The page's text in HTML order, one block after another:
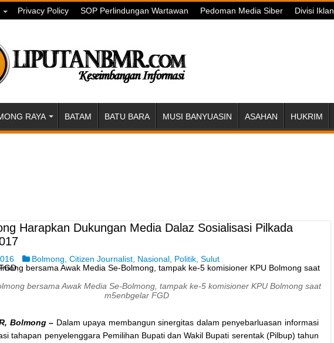
Privacy Policy SOP Perlindungan Wartawan Pedoman Media Siber Divisi Iklan
RAYA BATAM BATU BARA MUSI BANYUASIN ASAHAN HUKRIM
Harapkan Dukungan Media Dalaz Sosialisasi Pilkada
Bolmong Citizen Journalist Nasional Politik Sulut
bersama Awak Media Se-Bolmong, tampak ke-5 komisioner KPU Bolmong saat
m5enbgelar FGD
Bolmong – Dalam upaya membangun sinergitas dalam penyebarluasan informasi
tahapan penyelenggara Pemilihan Bupati dan Wakil Bupati serentak (Pilbup) tahun